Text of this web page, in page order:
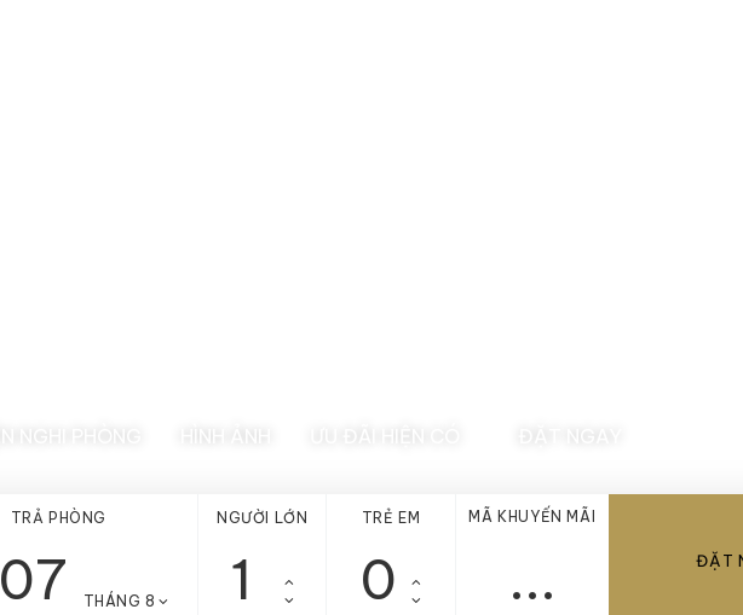
TRẢ PHÒNG
07 THÁNG 8
NGƯỜI LỚN TRẺ EM MÃ KHUYẾN MÃI
ĐẶT